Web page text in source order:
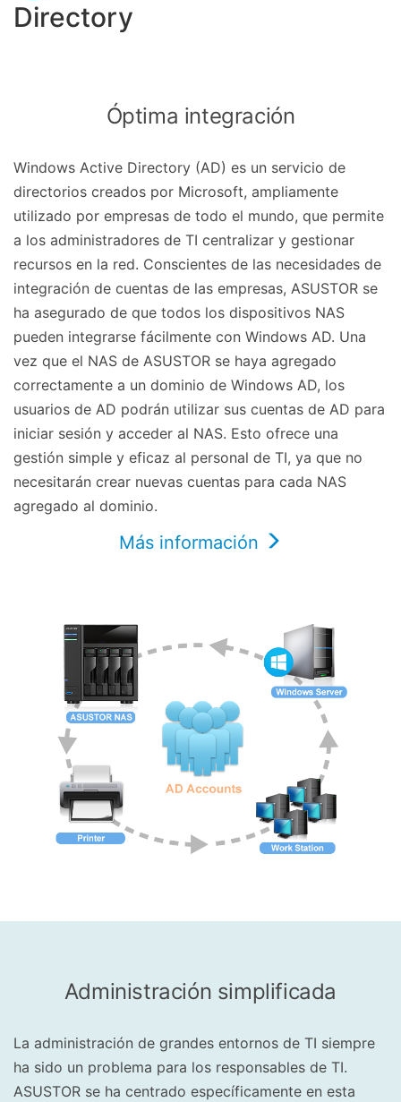
Directory
Óptima integración
Windows Active Directory (AD) es un servicio de
directorios creados por Microsoft, ampliamente
utilizado por empresas de todo el mundo, que permite
a los administradores de TI centralizar y gestionar
recursos en la red. Conscientes de las necesidades de
integración de cuentas de las empresas, ASUSTOR se
ha asegurado de que todos los dispositivos NAS
pueden integrarse fácilmente con Windows AD. Una
vez que el NAS de ASUSTOR se haya agregado
correctamente a un dominio de Windows AD, los
usuarios de AD podrán utilizar sus cuentas de AD para
iniciar sesión y acceder al NAS. Esto ofrece una
gestión simple y eficaz al personal de TI, ya que no
necesitarán crear nuevas cuentas para cada NAS
agregado al dominio.
Más información
Administración simplificada
La administración de grandes entornos de TI siempre
ha sido un problema para los responsables de TI.
ASUSTOR se ha centrado específicamente en esta